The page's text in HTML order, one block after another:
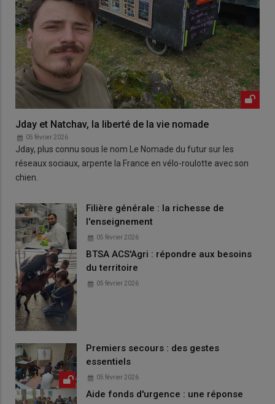
Jday et Natchav, la liberté de la vie nomade
05 février 2026
Jday, plus connu sous le nom Le Nomade du futur sur les
réseaux sociaux, arpente la France en vélo-roulotte avec son
chien.
Filière générale : la richesse de
l'enseignement
05 février 2026
BTSA ACS'Agri : répondre aux besoins
du territoire
05 février 2026
Premiers secours : des gestes
essentiels
05 février 2026
Aide fonds d'urgence : une réponse